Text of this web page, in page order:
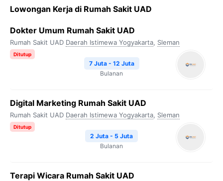
Lowongan Kerja di Rumah Sakit UAD
Dokter Umum Rumah Sakit UAD
Rumah Sakit UAD Daerah Istimewa Yogyakarta, Sleman
Ditutup
7 Juta - 12 Juta
Bulanan
Digital Marketing Rumah Sakit UAD
Rumah Sakit UAD Daerah Istimewa Yogyakarta, Sleman
Ditutup
2 Juta - 5 Juta
Bulanan
Terapi Wicara Rumah Sakit UAD